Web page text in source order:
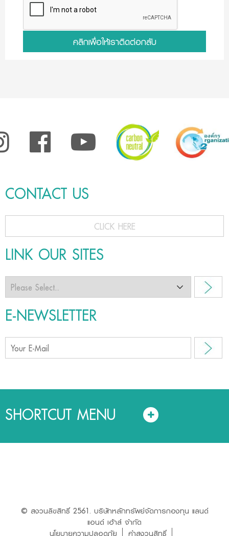
คลิกเพื่อให้เราติดต่อกลับ
CONTACT US
CLICK HERE
LINK OUR SITES
E-NEWSLETTER
SHORTCUT MENU
© สงวนลิขสิทธิ์ 2561. บริษัทหลักทรัพย์จัดการกองทุน แลนด์
แอนด์ เฮ้าส์ จำกัด
นโยบายความปลอดภัย
คำสงวนสิทธิ์